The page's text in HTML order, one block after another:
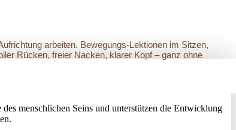
menschlichen Seins und unterstützen die Entwicklung
arbeiten. Bewegungs-Lektionen im Sitzen,
Rücken, freier Nacken, klarer Kopf – ganz ohne